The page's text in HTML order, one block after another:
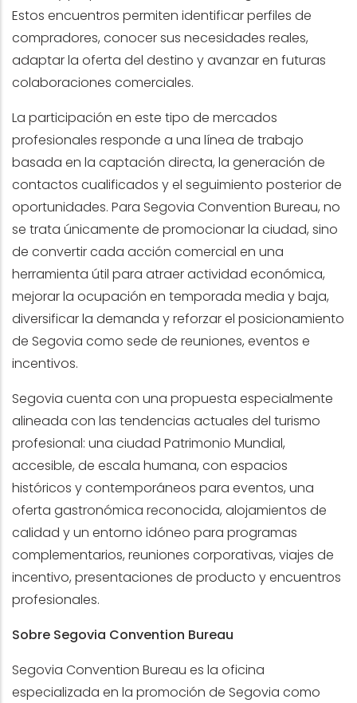
Estos encuentros permiten identificar perfiles de
compradores, conocer sus necesidades reales,
adaptar la oferta del destino y avanzar en futuras
colaboraciones comerciales.
La participación en este tipo de mercados
profesionales responde a una línea de trabajo
basada en la captación directa, la generación de
contactos cualificados y el seguimiento posterior de
oportunidades. Para Segovia Convention Bureau, no
se trata únicamente de promocionar la ciudad, sino
de convertir cada acción comercial en una
herramienta útil para atraer actividad económica,
mejorar la ocupación en temporada media y baja,
diversificar la demanda y reforzar el posicionamiento
de Segovia como sede de reuniones, eventos e
incentivos.
Segovia cuenta con una propuesta especialmente
alineada con las tendencias actuales del turismo
profesional: una ciudad Patrimonio Mundial,
accesible, de escala humana, con espacios
históricos y contemporáneos para eventos, una
oferta gastronómica reconocida, alojamientos de
calidad y un entorno idóneo para programas
complementarios, reuniones corporativas, viajes de
incentivo, presentaciones de producto y encuentros
profesionales.
Sobre Segovia Convention Bureau
Segovia Convention Bureau es la oficina
especializada en la promoción de Segovia como